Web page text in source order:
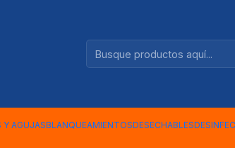
Y AGUJASBLANQUEAMIENTOSDESECHABLES